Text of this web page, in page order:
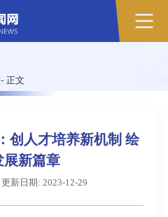
- 正文
创人才培养新机制 绘
展新篇章
更新日期: 2023-12-29